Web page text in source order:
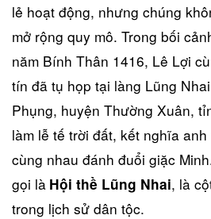
lẻ hoạt động, nhưng chúng
mở rộng quy mô. Trong bối
năm Bính Thân 1416, Lê Lợi
tín đã tụ họp tại làng Lũng
Phụng, huyện Thường Xuân,
làm lễ tế trời đất, kết nghĩa
cùng nhau đánh đuổi giặc
gọi là Hội thề Lũng Nhai, là
trong lịch sử dân tộc.